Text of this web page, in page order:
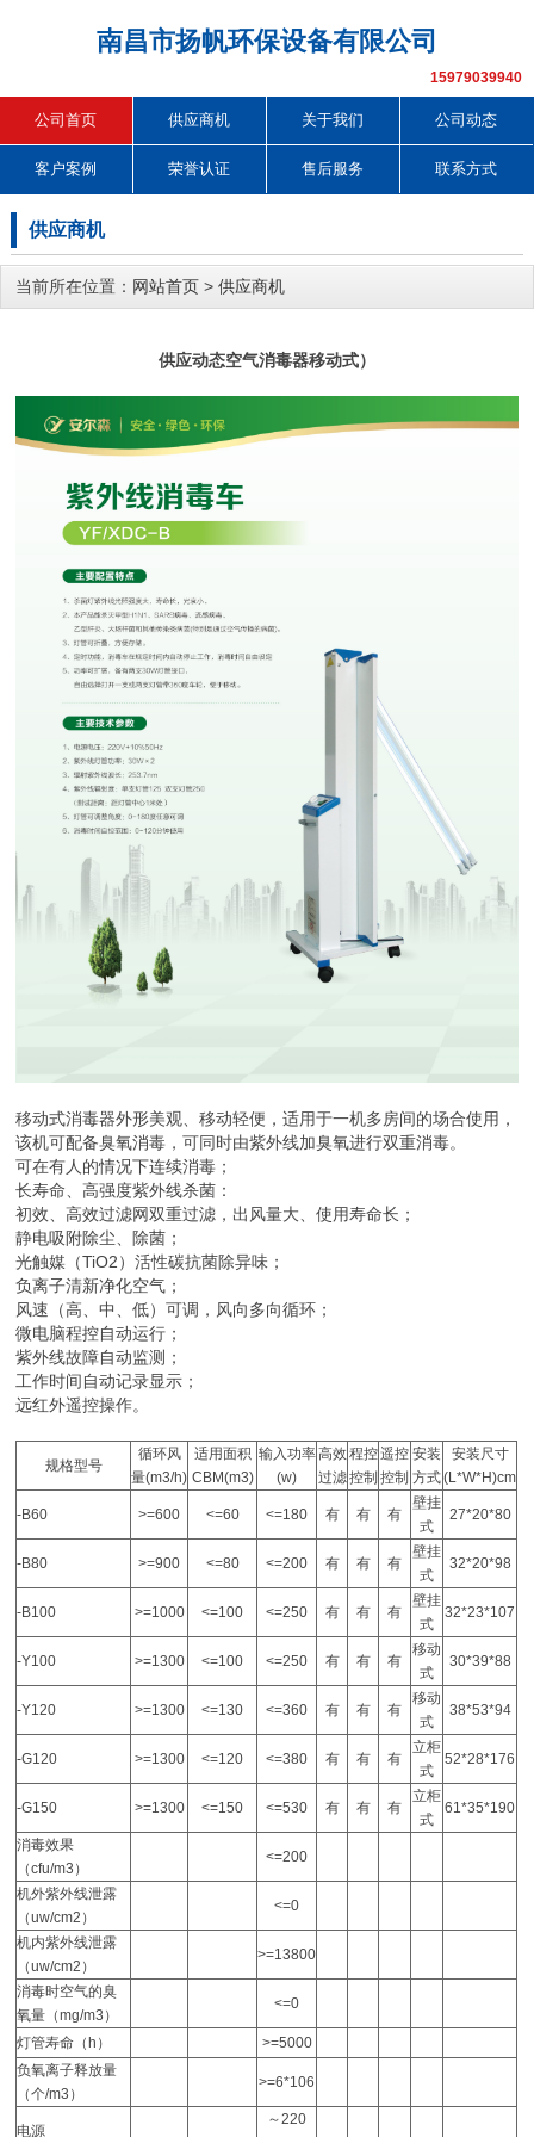
南昌市扬帆环保设备有限公司
15979039940
公司首页 供应商机 关于我们 公司动态
客户案例 荣誉认证 售后服务 联系方式
供应商机
当前所在位置： 网站首页 > 供应商机
供应动态空气消毒器移动式）
移动式消毒器外形美观、移动轻便，适用于一机多房间的场合使用，
该机可配备臭氧消毒，可同时由紫外线加臭氧进行双重消毒。
可在有人的情况下连续消毒；
长寿命、高强度紫外线杀菌：
初效、高效过滤网双重过滤，出风量大、使用寿命长；
静电吸附除尘、除菌；
光触媒（TiO2）活性碳抗菌除异味；
负离子清新净化空气；
风速（高、中、低）可调，风向多向循环；
微电脑程控自动运行；
紫外线故障自动监测；
工作时间自动记录显示；
远红外遥控操作。
规格型号
循环风
量(m3/h)
适用面积
CBM(m3)
输入功率
(w)
高效
过滤
程控
控制
遥控
控制
安装
方式
安装尺寸
(L*W*H)cm
-B60 >=600 <=60 <=180 有 有 有
壁挂
式
27*20*80
-B80 >=900 <=80 <=200 有 有 有
壁挂
式
32*20*98
-B100 >=1000 <=100 <=250 有 有 有
壁挂
式
32*23*107
-Y100 >=1300 <=100 <=250 有 有 有
移动
式
30*39*88
-Y120 >=1300 <=130 <=360 有 有 有
移动
式
38*53*94
-G120 >=1300 <=120 <=380 有 有 有
立柜
式
52*28*176
-G150 >=1300 <=150 <=530 有 有 有
立柜
式
61*35*190
消毒效果
（cfu/m3）
<=200
机外紫外线泄露
（uw/cm2）
<=0
机内紫外线泄露
（uw/cm2）
>=13800
消毒时空气的臭
氧量（mg/m3）
<=0
灯管寿命（h）
>=5000
负氧离子释放量
（个/m3）
>=6*106
电源
～220